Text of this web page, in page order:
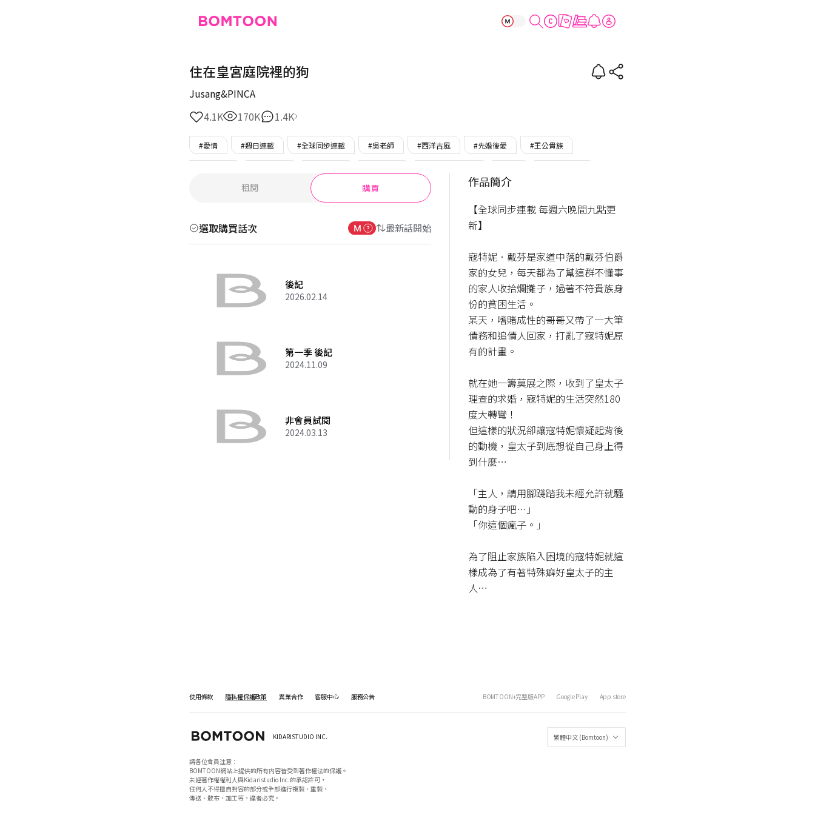
住在皇宮庭院裡的狗
住在皇宮庭院裡的狗
Jusang&PINCA
4.1K
170K 1.4K
#愛情 #週日連載 #全球同步連載 #吳老師 #西洋古風 #先婚後愛 #王公貴族
租閱 購買
選取購買話次 最新話開始
後記
2026.02.14
第一季 後記
2024.11.09
非會員試閱
2024.03.13
作品簡介
【全球同步連載 每週六晚間九點更
新】
寇特妮．戴芬是家道中落的戴芬伯爵
家的女兒，每天都為了幫這群不懂事
的家人收拾爛攤子，過著不符貴族身
份的貧困生活。
某天，嗜賭成性的哥哥又帶了一大筆
債務和追債人回家，打亂了寇特妮原
有的計畫。
就在她一籌莫展之際，收到了皇太子
理查的求婚，寇特妮的生活突然180
度大轉彎！
但這樣的狀況卻讓寇特妮懷疑起背後
的動機，皇太子到底想從自己身上得
到什麼⋯
「主人，請用腳踐踏我未經允許就騷
動的身子吧⋯」
「你這個瘋子。」
為了阻止家族陷入困境的寇特妮就這
樣成為了有著特殊癖好皇太子的主
人⋯
使用條款 隱私權保護政策 異業合作 客服中心 服務公告 BOMTOON+完整版APP Google Play App store
繁體中文 (Bomtoon)
KIDARISTUDIO INC.
請各位會員注意：
BOMTOON網站上提供的所有内容皆受到著作權法的保護。
未經著作權權利人與Kidaristudio Inc.的承認許可，
任何人不得擅自對容的部分或全部進行複製、重製、
傳送、散布、加工等，違者必究。